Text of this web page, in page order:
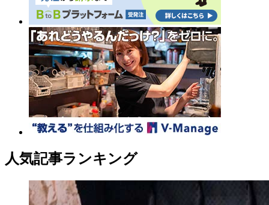
人気記事ランキング